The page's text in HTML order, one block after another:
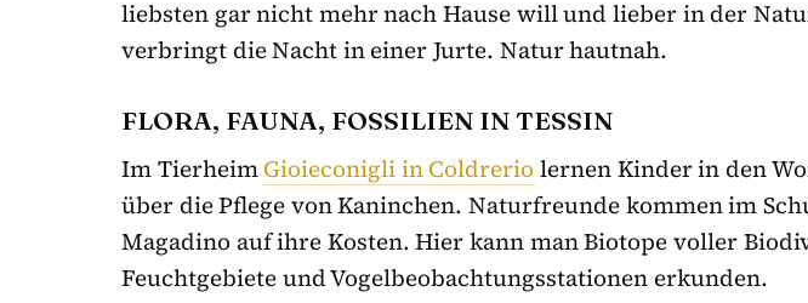
liebsten gar nicht mehr nach Hause will und lieber in der
verbringt die Nacht in einer Jurte. Natur hautnah.
FLORA, FAUNA, FOSSILIEN IN TESSIN
Im TierheimGioieconigli in Coldrerio lernen Kinder in den
über die Pflege von Kaninchen. Naturfreunde kommen im
Magadino auf ihre Kosten. Hier kann man Biotope voller
Feuchtgebiete und Vogelbeobachtungsstationen erkunden.